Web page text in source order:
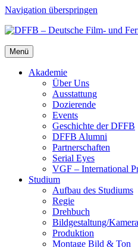
Navigation überspringen
Menü
Aka­de­mie
Über Uns
Aus­stat­tung
Dozie­ren­de
Events
Geschich­te der DFFB
DFFB Alum­ni
Part­ner­schaf­ten
Seri­al Eyes
VGF – Inter­na­tio­nal
Stu­di­um
Auf­bau des Stu­di­ums
Regie
Dreh­buch
Bildgestaltung/​​Kamera
Pro­duk­ti­on
Mon­ta­ge Bild & Ton